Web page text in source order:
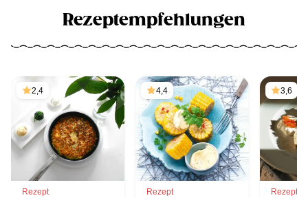
Rezeptempfehlungen
2,4
Rezept
4,4
Rezept
3,6
Rezept